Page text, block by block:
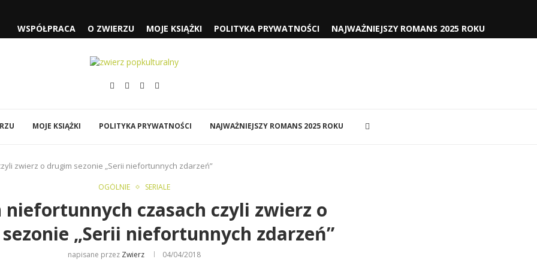
CZYLI... I „FJORD”
MAN: CAŁKIEM NOWY...
DO MNIE...
NOLANA
WSPÓŁPRACA O ZWIERZU MOJE KSIĄŻKI POLITYKA PRYWATNOŚCI NAJWAŻNIEJSZY ROMANS 2025 ROKU
MOJE KSIĄŻKI POLITYKA PRYWATNOŚCI NAJWAŻNIEJSZY ROMANS 2025 ROKU
zwierz o drugim sezonie „Serii niefortunnych zdarzeń”
OGÓLNIE SERIALE
niefortunnych czasach czyli zwierz o
„Serii niefortunnych zdarzeń”
napisane przez Zwierz 04/04/2018